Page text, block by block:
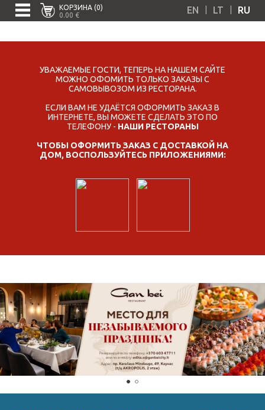
КОРЗИНА (0)
0.00 €
EN LT RU
УВАЖАЕМЫЕ ГОСТИ, ТЕПЕРЬ НА НАШЕМ САЙТЕ
МОЖНО ОФОМИТЬ ТОЛЬКО ЗАКАЗЫ С
САМОВЫВОЗОМ ИЗ РЕСТОРАНА.
ЕСЛИ ВАМ НЕ УДАЁТСЯ ОФОРМИТЬ ЗАКАЗ В
ИНТЕРНЕТЕ, ВЫ МОЖЕТЕ СДЕЛАТЬ ЭТО ПО
ТЕЛЕФОНУ - НАШИ РЕСТОРАНЫ
ЧТОБЫ ОФОРМИТЬ ЗАКАЗ С ДОСТАВКОЙ НА
ДОМ, ВОСПОЛЬЗУЙТЕСЬ ПРИЛОЖЕНИЯМИ: